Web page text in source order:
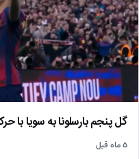
گل پنجم بارسلونا به سویا با
۵ ماه قبل